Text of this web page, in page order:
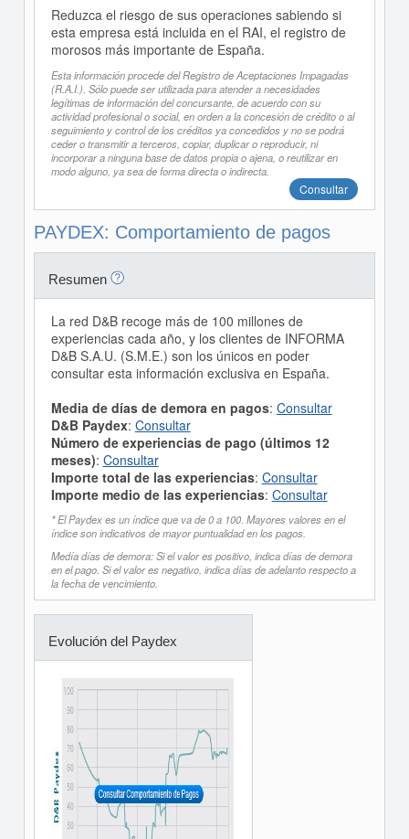
Reduzca el riesgo de sus operaciones sabiendo si
esta empresa está incluida en el RAI, el registro de
morosos más importante de España.
Esta información procede del Registro de Aceptaciones Impagadas
(R.A.I.). Sólo puede ser utilizada para atender a necesidades
legítimas de información del concursante, de acuerdo con su
actividad profesional o social, en orden a la concesión de crédito o al
seguimiento y control de los créditos ya concedidos y no se podrá
ceder o transmitir a terceros, copiar, duplicar o reproducir, ni
incorporar a ninguna base de datos propia o ajena, o reutilizar en
modo alguno, ya sea de forma directa o indirecta.
Consultar
PAYDEX: Comportamiento de pagos
Resumen
La red D&B recoge más de 100 millones de
experiencias cada año, y los clientes de INFORMA
D&B S.A.U. (S.M.E.) son los únicos en poder
consultar esta información exclusiva en España.
Media de días de demora en pagos: Consultar
D&B Paydex: Consultar
Número de experiencias de pago (últimos 12
meses): Consultar
Importe total de las experiencias: Consultar
Importe medio de las experiencias: Consultar
* El Paydex es un índice que va de 0 a 100. Mayores valores en el
índice son indicativos de mayor puntualidad en los pagos.
Medía días de demora: Si el valor es positivo, indica días de demora
en el pago. Si el valor es negativo, indica días de adelanto respecto a
la fecha de vencimiento.
Evolución del Paydex